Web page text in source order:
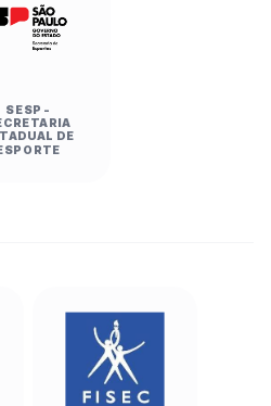
SESP -
DE